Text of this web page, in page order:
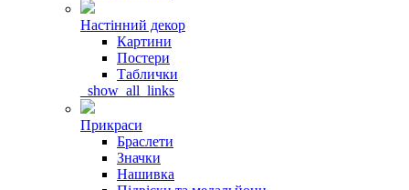
Настінний декор
Картини
Постери
Таблички
_show_all_links
Прикраси
Браслети
Значки
Нашивка